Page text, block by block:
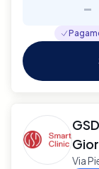
-
Via